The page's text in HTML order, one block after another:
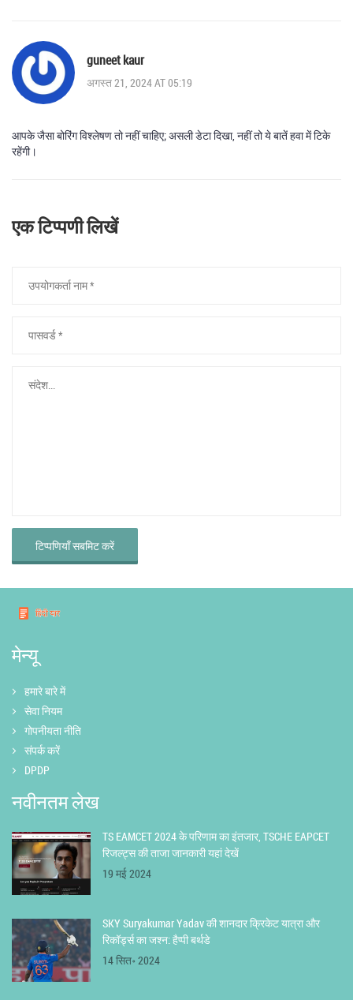
guneet kaur
अगस्त 21, 2024 AT 05:19
आपके जैसा बोरिंग विश्लेषण तो नहीं चाहिए; असली डेटा दिखा, नहीं तो ये बातें हवा में टिके
रहेंगी।
एक टिप्पणी लिखें
टिप्पणियाँ सबमिट करें
मेन्यू
हमारे बारे में
सेवा नियम
गोपनीयता नीति
संपर्क करें
DPDP
नवीनतम लेख
TS EAMCET 2024 के परिणाम का इंतजार, TSCHE EAPCET
रिजल्ट्स की ताजा जानकारी यहां देखें
19 मई 2024
SKY Suryakumar Yadav की शानदार क्रिकेट यात्रा और
रिकॉर्ड्स का जश्न: हैप्पी बर्थडे
14 सित॰ 2024